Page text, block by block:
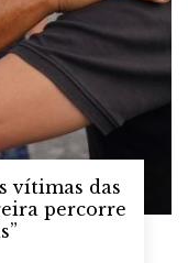
vítimas das
percorre